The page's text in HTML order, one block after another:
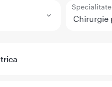
Specialitate